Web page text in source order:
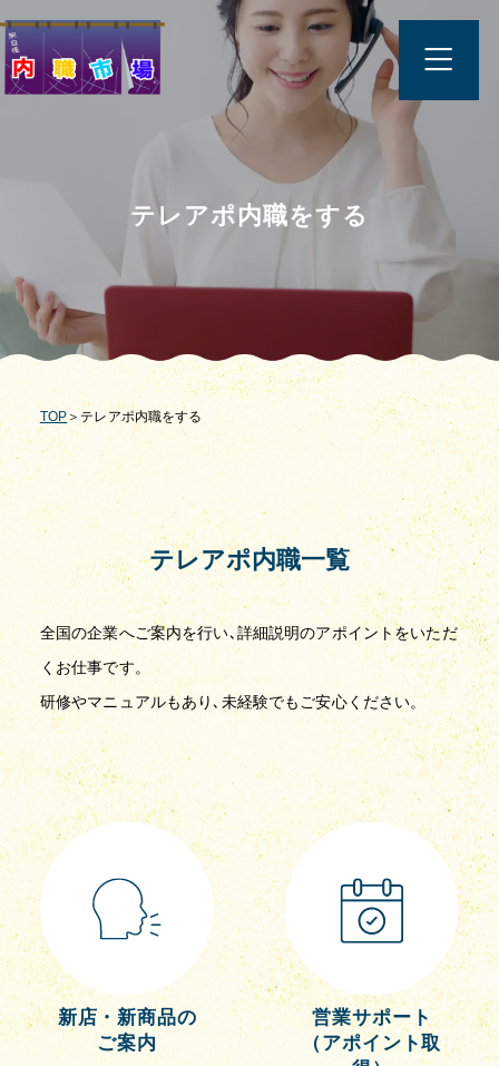
テレアポ内職をする
TOP ＞テレアポ内職をする
テレアポ内職一覧
全国の企業へご案内を行い､詳細説明のアポイントをいただ
くお仕事です。
研修やマニュアルもあり､未経験でもご安心ください。
新店・新商品の
ご案内
営業サポート
（アポイント取